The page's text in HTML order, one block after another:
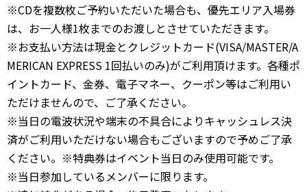
※CDを複数枚ご予約いただいた場合も、優先エリア入場券
は、お一人様1枚までのお渡しとさせていただきます。
※お支払い方法は現金とクレジットカード(VISA/MASTER/A
MERICAN EXPRESS 1回払いのみ)がご利用頂けます。各種ポ
イントカード、金券、電子マネー、クーポン等はご利用い
ただけませんので、ご了承ください。
※当日の電波状況や端末の不具合によりキャッシュレス決
済がご利用いただけない場合もございますので予めご了承
ください。※特典券はイベント当日のみ使用可能です。
※当日参加しているメンバーに限ります。